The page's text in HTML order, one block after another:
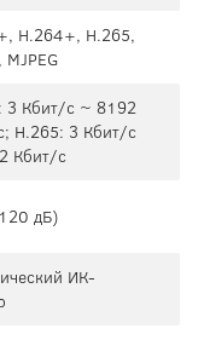
H.264+, H.265,
3 Кбит/с ~ 8192
H.265: 3 Кбит/с
Кбит/с
дБ)
ИК-